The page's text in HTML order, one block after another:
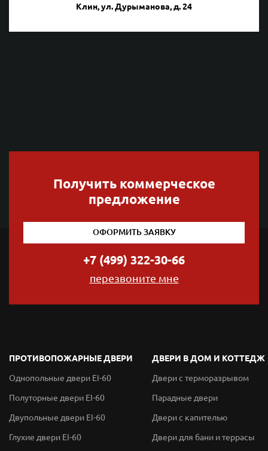
Клин, ул. Дурыманова, д. 24
Получить коммерческое
предложение
ОФОРМИТЬ ЗАЯВКУ
+7 (499) 322-30-66
перезвоните мне
ПРОТИВОПОЖАРНЫЕ ДВЕРИ
Однопольные двери EI-60
Полуторные двери EI-60
Двупольные двери EI-60
Глухие двери EI-60
ДВЕРИ В ДОМ И КОТТЕДЖ
Двери с терморазрывом
Парадные двери
Двери с капителью
Двери для бани и террасы